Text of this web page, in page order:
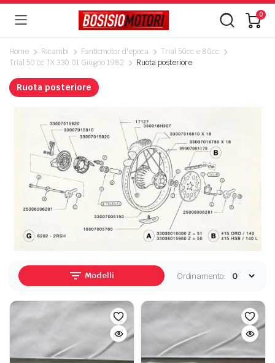
0
Home Ricambi Fanticmotor d'epoca
Trial 50cc e 80cc
Trial 50 cc TX 330.01 Giugno 1982
Ruota posteriore
Ruota posteriore
Modelli Ordinamento: